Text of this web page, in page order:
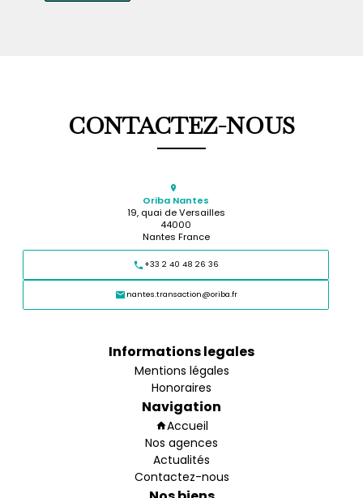
CONTACTEZ-NOUS
Oriba Nantes
19, quai de Versailles
44000
Nantes France
+33 2 40 48 26 36
nantes.transaction@oriba.fr
Informations legales
Mentions légales
Honoraires
Navigation
Accueil
Nos agences
Actualités
Contactez-nous